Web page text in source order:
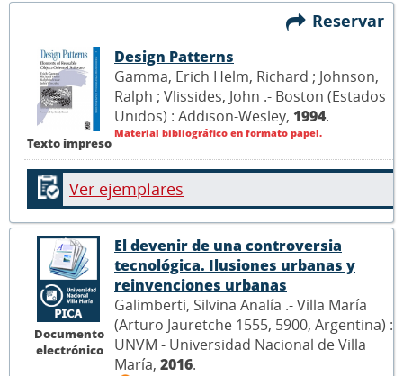
Reservar
Texto impreso
Design Patterns
Gamma, Erich Helm, Richard ; Johnson,
Ralph ; Vlissides, John .- Boston (Estados
Unidos) : Addison-Wesley, 1994.
Material bibliográfico en formato papel.
Ver ejemplares
Documento
electrónico
El devenir de una controversia
tecnológica. Ilusiones urbanas y
reinvenciones urbanas
Galimberti, Silvina Analía .- Villa María
(Arturo Jauretche 1555, 5900, Argentina) :
UNVM - Universidad Nacional de Villa
María, 2016.